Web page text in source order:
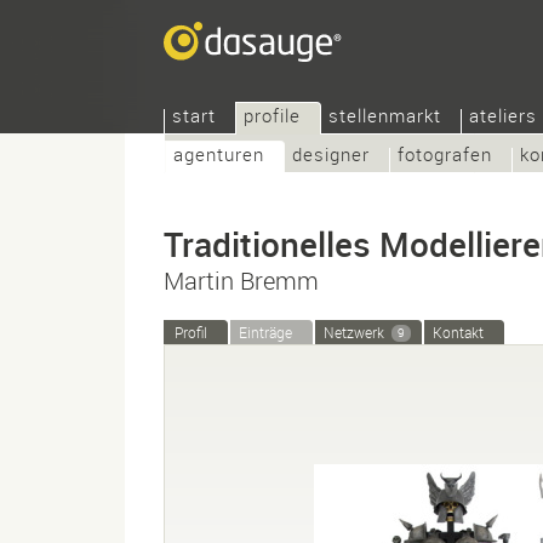
start
profile
agenturen
designer fotografen
stellenmarkt ateliers
Traditionelles
Martin Bremm
Profil Einträge Netzwerk 9 Kontakt